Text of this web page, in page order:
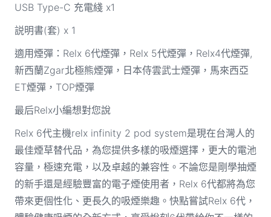
USB Type-C 充電綫 x1
説明書(套) x 1
適用煙彈：Relx 6代煙彈，Relx 5代煙彈，Relx4代煙彈,
新西蘭Zgar北極熊煙彈，日本侍雲武士煙彈，馬來西亞
ET煙彈，TOP煙彈
最后Relx小編想對您說
Relx 6代主機relx infinity 2 pod system是現在台灣人的
最佳煙草替代品，為您提供多樣的吸煙選擇，更大的電池
容量，極速充電，以及卓越的兼容性。不論您是剛學抽煙
的新手還是經驗豐富的電子煙使用者，Relx 6代都將為您
帶來更個性化、更長久的吸煙樂趣。快點嘗試Relx 6代，